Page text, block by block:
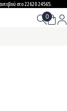
στο 22620 24565.